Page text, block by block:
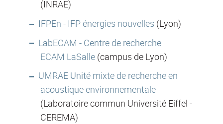
(INRAE)
IFPEn - IFP énergies nouvelles (Lyon)
LabECAM - Centre de recherche
ECAM LaSalle (campus de Lyon)
UMRAE Unité mixte de recherche en
acoustique environnementale
(Laboratoire commun Université Eiffel -
CEREMA)